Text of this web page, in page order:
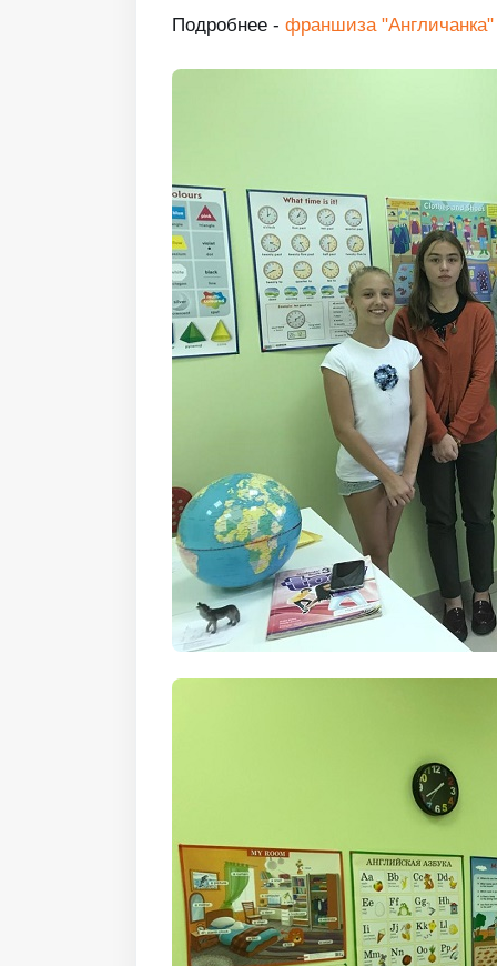
Подробнее - франшиза "Англичанка"